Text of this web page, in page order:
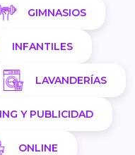
GIMNASIOS
INFANTILES
LAVANDERÍAS
Y PUBLICIDAD
ONLINE